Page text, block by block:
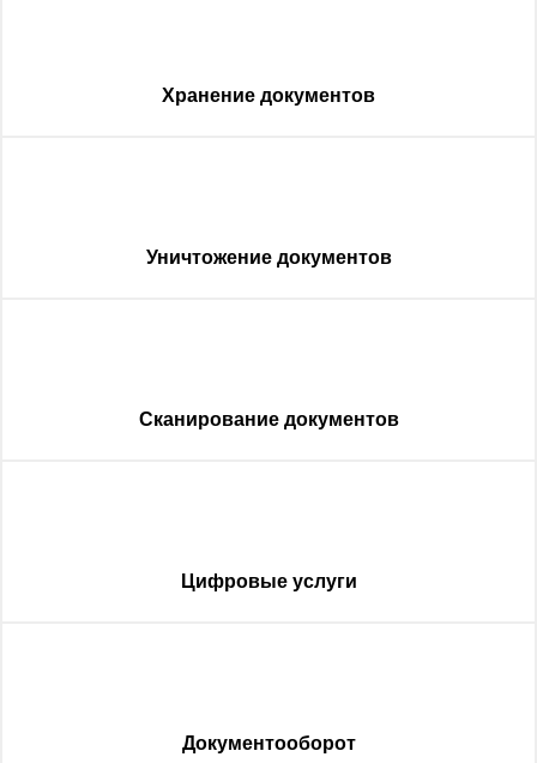
Хранение документов
Уничтожение документов
Сканирование документов
Цифровые услуги
Документооборот